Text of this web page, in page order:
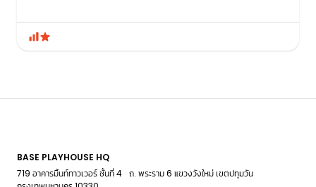
BASE PLAYHOUSE HQ
719 อาคารมิ้นท์ทาวเวอร์ ชั้นที่ 4 ถ. พระราม 6 แขวงวังใหม่ เขตปทุมวัน